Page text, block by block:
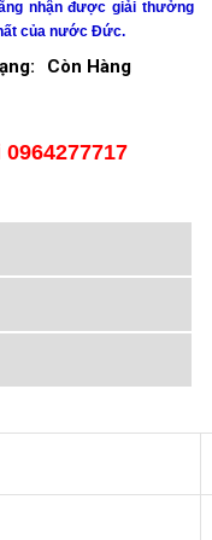
nhận được giải thưởng
của nước Đức.
Còn Hàng